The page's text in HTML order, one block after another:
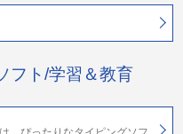
フト/学習＆教育